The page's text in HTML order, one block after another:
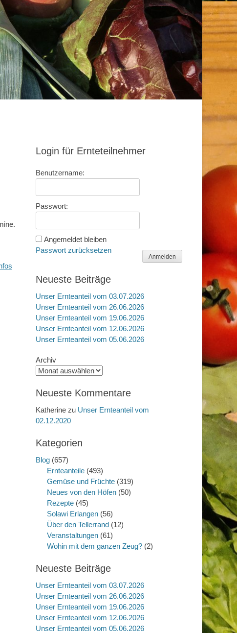
Login für Ernteteilnehmer
Benutzername:
Passwort:
Angemeldet bleiben
Anmelden
Passwort zurücksetzen
Neueste Beiträge
Unser Ernteanteil vom 03.07.2026
Unser Ernteanteil vom 26.06.2026
Unser Ernteanteil vom 19.06.2026
Unser Ernteanteil vom 12.06.2026
Unser Ernteanteil vom 05.06.2026
Archiv
Neueste Kommentare
Katherine zu Unser Ernteanteil vom
02.12.2020
Kategorien
Blog (657)
Ernteanteile(493)
Gemüse und Früchte(319)
Neues von den Höfen(50)
Rezepte(45)
Solawi Erlangen(56)
Über den Tellerrand(12)
Veranstaltungen(61)
Wohin mit dem ganzen Zeug?(2)
Neueste Beiträge
Unser Ernteanteil vom 03.07.2026
Unser Ernteanteil vom 26.06.2026
Unser Ernteanteil vom 19.06.2026
Unser Ernteanteil vom 12.06.2026
Unser Ernteanteil vom 05.06.2026